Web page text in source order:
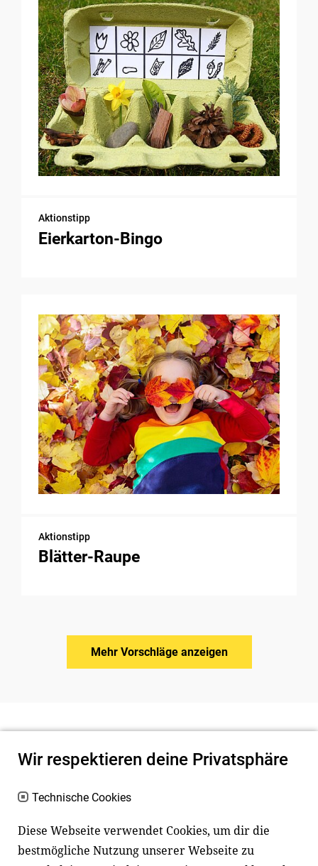
Aktionstipp
Eierkarton-Bingo
Aktionstipp
Blätter-Raupe
Mehr Vorschläge anzeigen
Newsletter Instagram
Wir respektieren deine Privatsphäre
Technische Cookies
Diese Webseite verwendet Cookies, um dir die
bestmögliche Nutzung unserer Webseite zu